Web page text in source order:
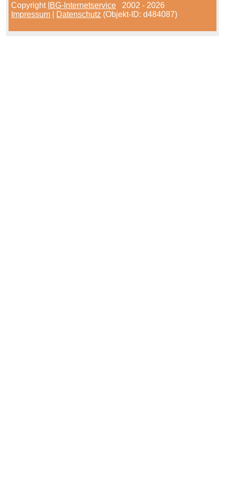
Copyright IBG-Internetservice 2002 - 2026
Impressum
Datenschutz (Objekt-ID: d484087)